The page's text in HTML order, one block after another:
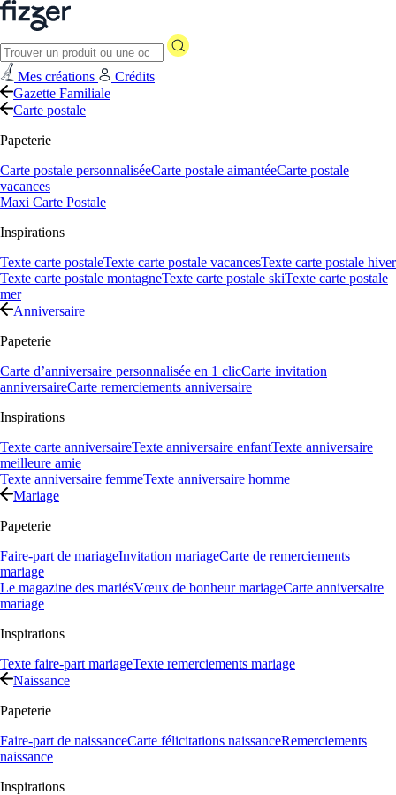
Mes créations
Crédits
Gazette Familiale
Carte postale
Papeterie
Carte postale personnaliséeCarte postale aimantéeCarte postale
vacances
Maxi Carte Postale
Inspirations
Texte carte postaleTexte carte postale vacancesTexte carte postale hiver
Texte carte postale montagneTexte carte postale skiTexte carte postale
mer
Anniversaire
Papeterie
Carte d’anniversaire personnalisée en 1 clicCarte invitation
anniversaireCarte remerciements anniversaire
Inspirations
Texte carte anniversaireTexte anniversaire enfantTexte anniversaire
meilleure amie
Texte anniversaire femmeTexte anniversaire homme
Mariage
Papeterie
Faire-part de mariageInvitation mariageCarte de remerciements
mariage
Le magazine des mariésVœux de bonheur mariageCarte anniversaire
mariage
Inspirations
Texte faire-part mariageTexte remerciements mariage
Naissance
Papeterie
Faire-part de naissanceCarte félicitations naissanceRemerciements
naissance
Inspirations